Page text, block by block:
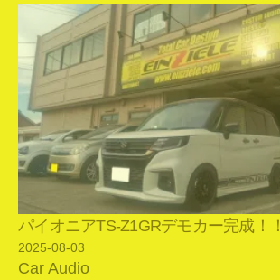
パイオニアTS-Z1GRデモカー完成！！
2025-08-03
Car Audio